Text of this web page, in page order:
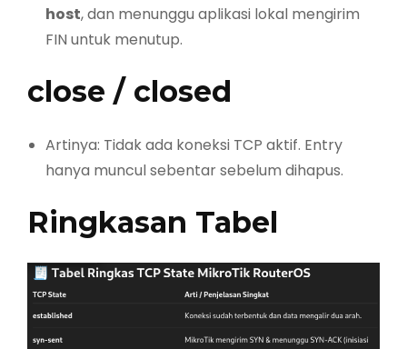
host, dan menunggu aplikasi lokal mengirim
FIN untuk menutup.
close / closed
Artinya: Tidak ada koneksi TCP aktif. Entry
hanya muncul sebentar sebelum dihapus.
Ringkasan Tabel